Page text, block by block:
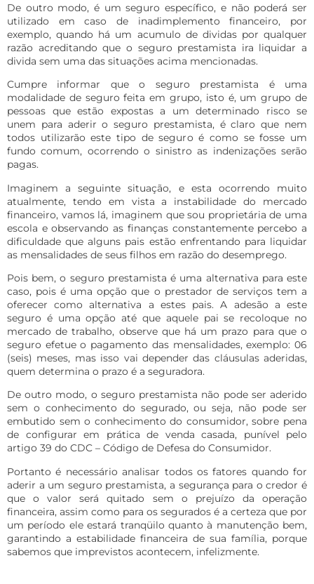
De outro modo, é um seguro específico, e não poderá ser
utilizado em caso de inadimplemento financeiro, por
exemplo, quando há um acumulo de dividas por qualquer
razão acreditando que o seguro prestamista ira liquidar a
divida sem uma das situações acima mencionadas.
Cumpre informar que o seguro prestamista é uma
modalidade de seguro feita em grupo, isto é, um grupo de
pessoas que estão expostas a um determinado risco se
unem para aderir o seguro prestamista, é claro que nem
todos utilizarão este tipo de seguro é como se fosse um
fundo comum, ocorrendo o sinistro as indenizações serão
pagas.
Imaginem a seguinte situação, e esta ocorrendo muito
atualmente, tendo em vista a instabilidade do mercado
financeiro, vamos lá, imaginem que sou proprietária de uma
escola e observando as finanças constantemente percebo a
dificuldade que alguns pais estão enfrentando para liquidar
as mensalidades de seus filhos em razão do desemprego.
Pois bem, o seguro prestamista é uma alternativa para este
caso, pois é uma opção que o prestador de serviços tem a
oferecer como alternativa a estes pais. A adesão a este
seguro é uma opção até que aquele pai se recoloque no
mercado de trabalho, observe que há um prazo para que o
seguro efetue o pagamento das mensalidades, exemplo: 06
(seis) meses, mas isso vai depender das cláusulas aderidas,
quem determina o prazo é a seguradora.
De outro modo, o seguro prestamista não pode ser aderido
sem o conhecimento do segurado, ou seja, não pode ser
embutido sem o conhecimento do consumidor, sobre pena
de configurar em prática de venda casada, punível pelo
artigo 39 do CDC – Código de Defesa do Consumidor.
Portanto é necessário analisar todos os fatores quando for
aderir a um seguro prestamista, a segurança para o credor é
que o valor será quitado sem o prejuízo da operação
financeira, assim como para os segurados é a certeza que por
um período ele estará tranqüilo quanto à manutenção bem,
garantindo a estabilidade financeira de sua família, porque
sabemos que imprevistos acontecem, infelizmente.